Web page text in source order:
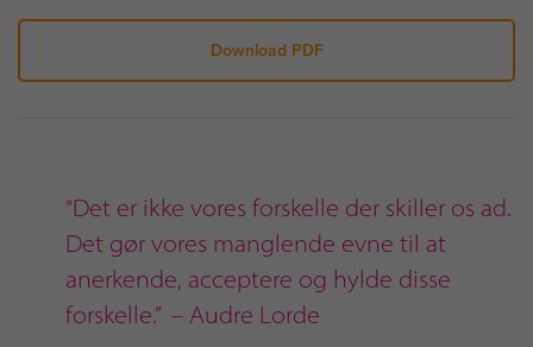
Download PDF
“Det er ikke vores forskelle der skiller os ad.
Det gør vores manglende evne til at
anerkende, acceptere og hylde disse
forskelle.” – Audre Lorde